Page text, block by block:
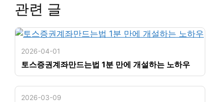
관련 글
2026-04-01
토스증권계좌만드는법 1분 만에 개설하는 노하우
2026-03-09